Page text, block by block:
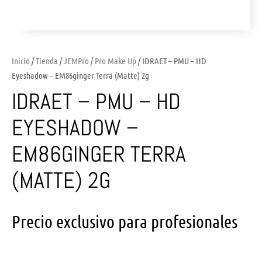
Inicio /Tienda /JEMPro /Pro Make Up/ IDRAET – PMU – HD
Eyeshadow – EM86ginger Terra (Matte) 2g
IDRAET – PMU – HD
EYESHADOW –
EM86GINGER TERRA
(MATTE) 2G
Precio exclusivo para profesionales